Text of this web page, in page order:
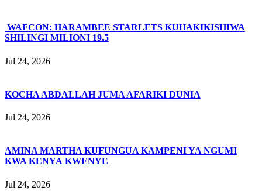
WAFCON: HARAMBEE STARLETS KUHAKIKISHIWA
SHILINGI MILIONI 19.5
Jul 24, 2026
KOCHA ABDALLAH JUMA AFARIKI DUNIA
Jul 24, 2026
AMINA MARTHA KUFUNGUA KAMPENI YA NGUMI
KWA KENYA KWENYE
Jul 24, 2026